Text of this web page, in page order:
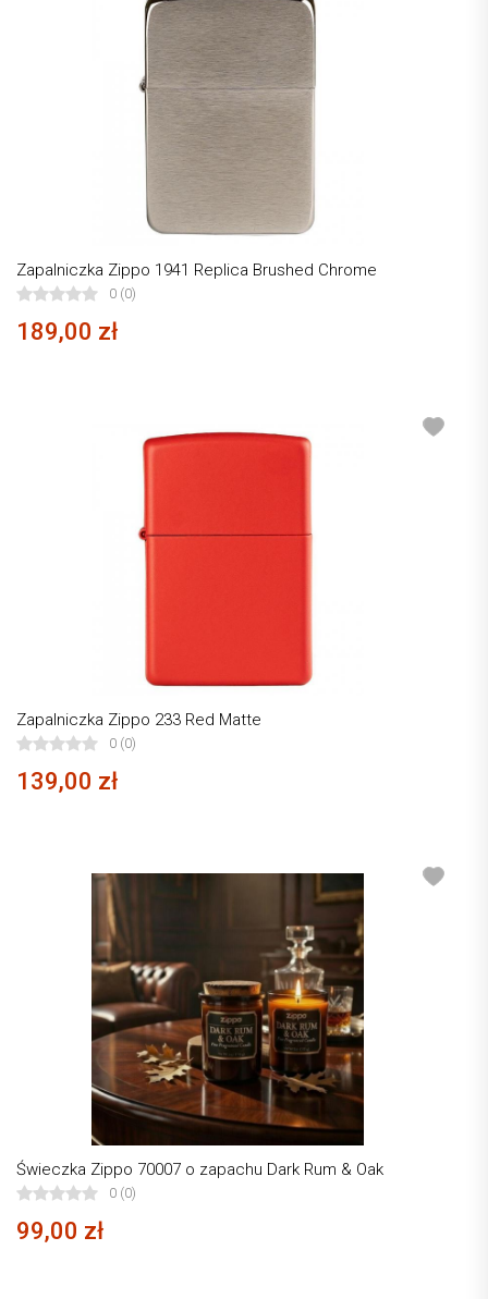
Zapalniczka Zippo 1941 Replica Brushed Chrome
0 (0)
189,00 zł
Zapalniczka Zippo 233 Red Matte
0 (0)
139,00 zł
Świeczka Zippo 70007 o zapachu Dark Rum & Oak
0 (0)
99,00 zł